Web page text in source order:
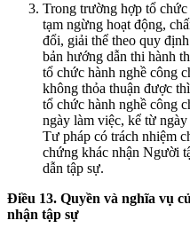
Trong trường hợp tổ
tạm ngừng hoạt động,
đổi, giải thể theo quy
bản hướng dẫn thi hành
tổ chức hành nghề công
không thỏa thuận được
tổ chức hành nghề công
ngày làm việc, kể từ
Tư pháp có trách nhiệm
chứng khác nhận Người
dẫn tập sự.
Điều 13. Quyền và nghĩa vụ
nhận tập sự